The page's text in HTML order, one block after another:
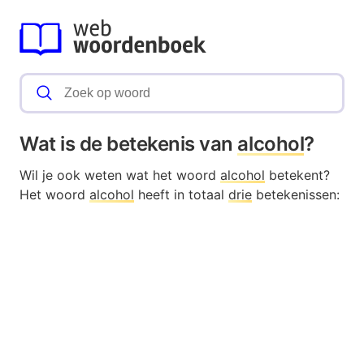
Wat is de betekenis van alcohol?
Wil je ook weten wat het woord alcohol betekent?
Het woord alcohol heeft in totaal drie betekenissen: